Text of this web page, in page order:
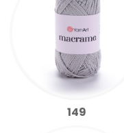
149